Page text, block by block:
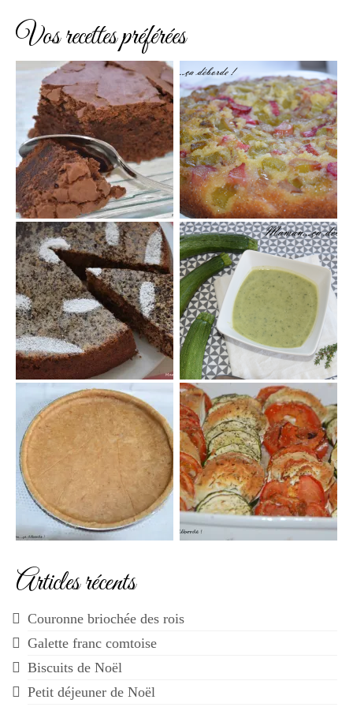
Vos recettes préférées
Articles récents
Couronne briochée des rois
Galette franc comtoise
Biscuits de Noël
Petit déjeuner de Noël